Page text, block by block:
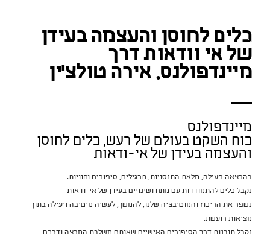
כלים לחוסן והעצמה בעידן
של אי וודאות דרך
מיינדפולנס. אירה טולצ'ין
מיינדפולנס
כוח השקט בעולם של רעש, כלים לחוסן
והעצמה בעידן של אי-ודאות
בהרצאה פעילה, מלאת התנסויות, תרגילים, סיפורים וחוויות.
נקבל כלים להתמודדות עם מתח ושינויים בעידן של אי-ודאות
נשפר את הריכוז והמוטיבציה שלנו, להמשך, לעשיה מיטיבה ויעילה בתוך
מציאות רועשת.